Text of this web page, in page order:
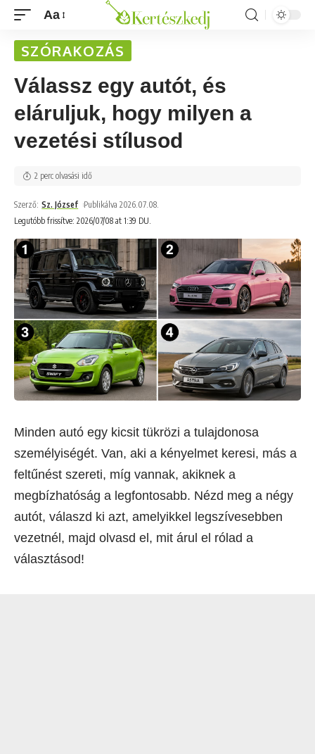
Aa
SZÓRAKOZÁS
Válassz egy autót, és
eláruljuk, hogy milyen a
vezetési stílusod
Legutóbb frissítve: 2026/07/08 at 1:39 DU.
Szerző: Sz. József Publikálva 2026.07.08.
2 perc olvasási idő
Minden autó egy kicsit tükrözi a tulajdonosa
személyiségét. Van, aki a kényelmet keresi, más a
feltűnést szereti, míg vannak, akiknek a
megbízhatóság a legfontosabb. Nézd meg a négy
autót, válaszd ki azt, amelyikkel legszívesebben
vezetnél, majd olvasd el, mit árul el rólad a
választásod!